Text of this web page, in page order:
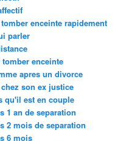
enceinte rapidement
parler
enceinte
apres un divorce
son ex justice
qu'il est en couple
1 an de separation
2 mois de separation
6 mois